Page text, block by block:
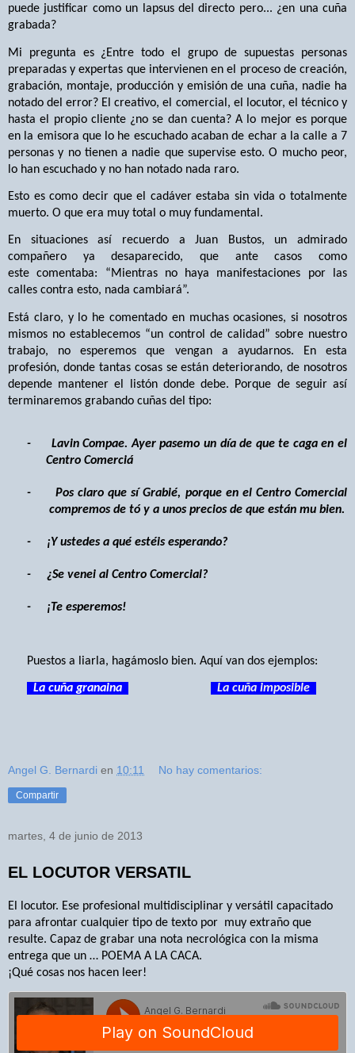
puede justificar como un lapsus del directo pero... ¿en una cuña
grabada?
Mi pregunta es ¿Entre todo el grupo de supuestas personas
preparadas y expertas que intervienen en el proceso de creación,
grabación, montaje, producción y emisión de una cuña, nadie ha
notado del error? El creativo, el comercial, el locutor, el técnico y
hasta el propio cliente ¿no se dan cuenta? A lo mejor es porque
en la emisora que lo he escuchado acaban de echar a la calle a 7
personas y no tienen a nadie que supervise esto. O mucho peor,
lo han escuchado y no han notado nada raro.
Esto es como decir que el cadáver estaba sin vida o totalmente
muerto. O que era muy total o muy fundamental.
En situaciones así recuerdo a Juan Bustos, un admirado
compañero ya desaparecido, que ante casos como
este comentaba: “Mientras no haya manifestaciones por las
calles contra esto, nada cambiará”.
Está claro, y lo he comentado en muchas ocasiones, si nosotros
mismos no establecemos “un control de calidad” sobre nuestro
trabajo, no esperemos que vengan a ayudarnos. En esta
profesión, donde tantas cosas se están deteriorando, de nosotros
depende mantener el listón donde debe. Porque de seguir así
terminaremos grabando cuñas del tipo:
-
Lavin Compae. Ayer pasemo un día de que te caga en el
Centro Comerciá
-
Pos claro que sí Grabié, porque en el Centro Comercial
compremos de tó y a unos precios de que están mu bien.
- ¡Y ustedes a qué estéis esperando?
- ¿Se venei al Centro Comercial?
- ¡Te esperemos!
Puestos a liarla, hagámoslo bien. Aquí van dos ejemplos:
La cuña granaina La cuña imposible
Angel G. Bernardi en 10:11 No hay comentarios:
Compartir
martes, 4 de junio de 2013
EL LOCUTOR VERSATIL
El locutor. Ese profesional multidisciplinar y versátil capacitado
para afrontar cualquier tipo de texto por muy extraño que
resulte. Capaz de grabar una nota necrológica con la misma
entrega que un … POEMA A LA CACA.
¡Qué cosas nos hacen leer!